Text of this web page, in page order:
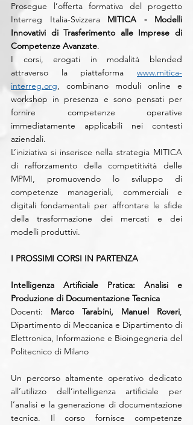
Prosegue l’offerta formativa del progetto
Interreg Italia-Svizzera MITICA - Modelli
Innovativi di Trasferimento alle Imprese di
Competenze Avanzate.
I corsi, erogati in modalità blended
attraverso la piattaforma www.mitica-
interreg.org, combinano moduli online e
workshop in presenza e sono pensati per
fornire competenze operative
immediatamente applicabili nei contesti
aziendali.
L’iniziativa si inserisce nella strategia MITICA
di rafforzamento della competitività delle
MPMI, promuovendo lo sviluppo di
competenze manageriali, commerciali e
digitali fondamentali per affrontare le sfide
della trasformazione dei mercati e dei
modelli produttivi.
I PROSSIMI CORSI IN PARTENZA
Intelligenza Artificiale Pratica: Analisi e
Produzione di Documentazione Tecnica
Docenti: Marco Tarabini, Manuel Roveri,
Dipartimento di Meccanica e Dipartimento di
Elettronica, Informazione e Bioingegneria del
Politecnico di Milano
Un percorso altamente operativo dedicato
all’utilizzo dell’intelligenza artificiale per
l’analisi e la generazione di documentazione
tecnica. Il corso fornisce competenze